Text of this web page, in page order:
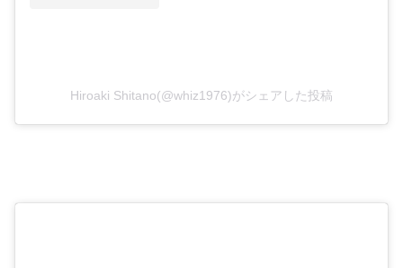
Hiroaki Shitano(@whiz1976)がシェアした投稿